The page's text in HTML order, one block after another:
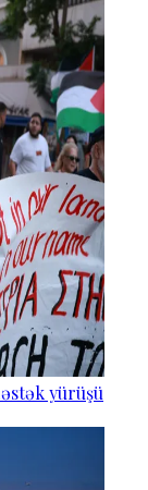
yürüşü